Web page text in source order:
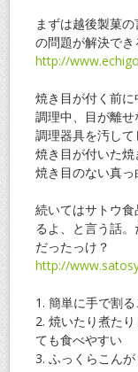
まずは越後製菓
の問題が解決でき
http://
焼き目が付く前に
調理中、目が離せ
調理器具を汚して
焼き目が付いた
焼き目のない真
続いてはサトウ
るよ、と言う話
だったっけ？
http://
1. 簡単に手で割
2. 焼いたり煮た
ても食べやすい
3. ふっくらこん